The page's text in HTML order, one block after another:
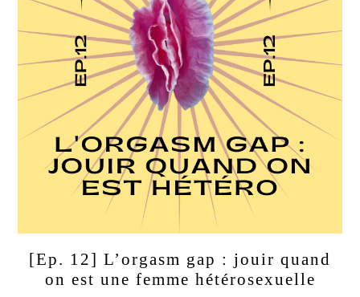
[Ep. 12] L’orgasm gap : jouir quand
on est une femme hétérosexuelle